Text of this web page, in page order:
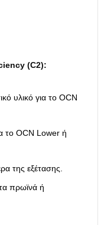
(C2):
υλικό για το OCN
το OCN Lower ή
της εξέτασης.
πρωϊνά ή